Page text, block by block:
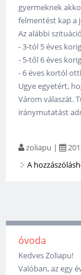
gyermeknek
felmentést kap a
Az alábbi
- 3-tól 5 éves
- 5-től 6 éves
- 6 éves kortól
Ugye egyetért,
Várom válaszát.
iránymutatást
zoliapu |
A
óvoda
Kedves Zoliapu!
Valóban, az egy